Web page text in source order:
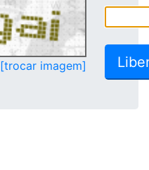
[trocar imagem]